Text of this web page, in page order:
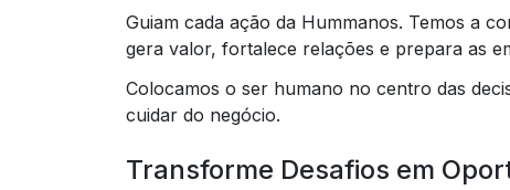
Guiam cada ação da Hummanos. Temos a
gera valor, fortalece relações e prepara as
Colocamos o ser humano no centro das
cuidar do negócio.
Transforme Desafios em